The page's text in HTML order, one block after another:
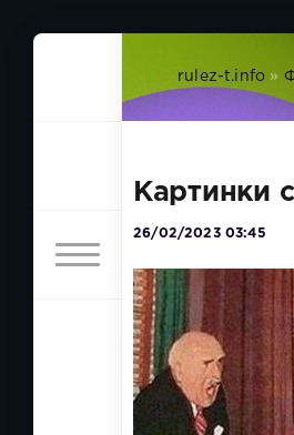
rulez-t.info »
Картинки
26/02/2023 03:45